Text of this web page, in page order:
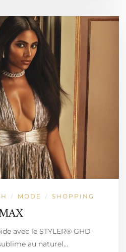
/ MODE / SHOPPING
avec le STYLER® GHD
au naturel…